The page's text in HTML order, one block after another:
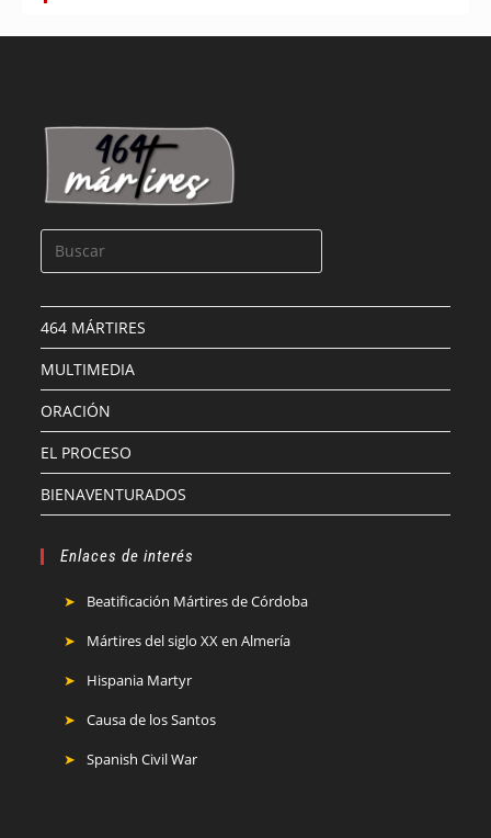
464 MÁRTIRES
MULTIMEDIA
ORACIÓN
EL PROCESO
BIENAVENTURADOS
Enlaces de interés
Beatificación Mártires de Córdoba
Mártires del siglo XX en Almería
Hispania Martyr
Causa de los Santos
Spanish Civil War